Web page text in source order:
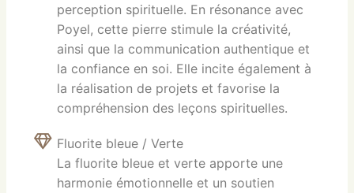
perception spirituelle. En résonance avec
Poyel, cette pierre stimule la créativité,
ainsi que la communication authentique et
la confiance en soi. Elle incite également à
la réalisation de projets et favorise la
compréhension des leçons spirituelles.
Fluorite bleue / Verte
La fluorite bleue et verte apporte une
harmonie émotionnelle et un soutien